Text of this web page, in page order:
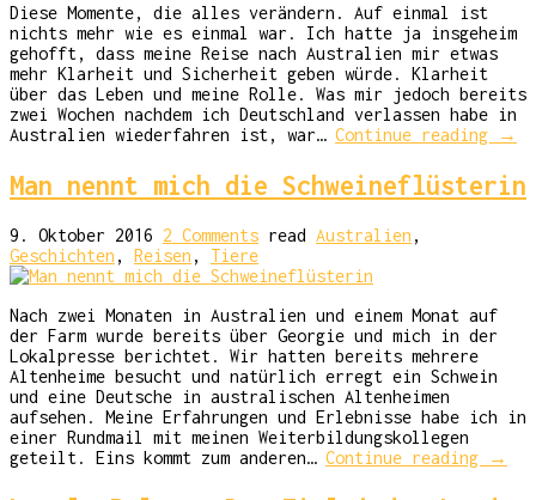
Diese Momente, die alles verändern. Auf einmal ist
nichts mehr wie es einmal war. Ich hatte ja insgeheim
gehofft, dass meine Reise nach Australien mir etwas
mehr Klarheit und Sicherheit geben würde. Klarheit
über das Leben und meine Rolle. Was mir jedoch bereits
zwei Wochen nachdem ich Deutschland verlassen habe in
Australien wiederfahren ist, war… Continue reading →
Man nennt mich die Schweineflüsterin
9. Oktober 2016 2 Comments read Australien ,
Geschichten , Reisen , Tiere
Nach zwei Monaten in Australien und einem Monat auf
der Farm wurde bereits über Georgie und mich in der
Lokalpresse berichtet. Wir hatten bereits mehrere
Altenheime besucht und natürlich erregt ein Schwein
und eine Deutsche in australischen Altenheimen
aufsehen. Meine Erfahrungen und Erlebnisse habe ich in
einer Rundmail mit meinen Weiterbildungskollegen
geteilt. Eins kommt zum anderen… Continue reading →